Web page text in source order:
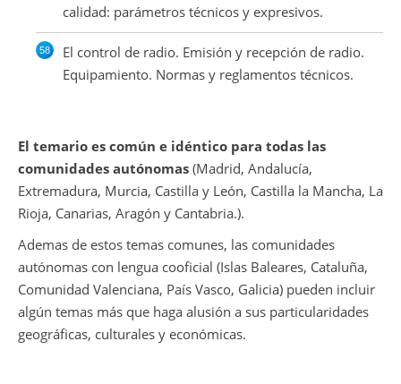
calidad: parámetros técnicos y expresivos.
El control de radio. Emisión y recepción de radio.
Equipamiento. Normas y reglamentos técnicos.
El temario es común e idéntico para todas las
comunidades autónomas (Madrid, Andalucía,
Extremadura, Murcia, Castilla y León, Castilla la Mancha, La
Rioja, Canarias, Aragón y Cantabria.).
Ademas de estos temas comunes, las comunidades
autónomas con lengua cooficial (Islas Baleares, Cataluña,
Comunidad Valenciana, País Vasco, Galicia) pueden incluir
algún temas más que haga alusión a sus particularidades
geográficas, culturales y económicas.